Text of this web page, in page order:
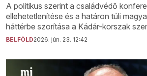
A politikus szerint a családvédő
ellehetetlenítése és a határon túli
háttérbe szorítása a Kádár-korszak
BELFÖLD2026. jún. 23. 12:42